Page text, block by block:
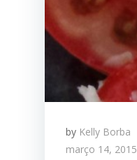
by Kelly Borba
março 14, 2015